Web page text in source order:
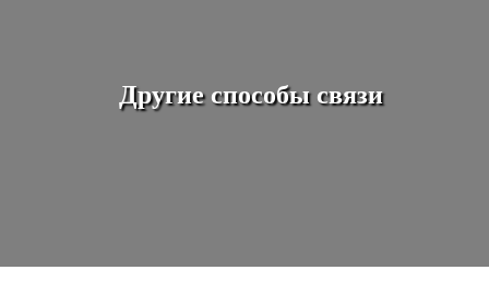
Другие способы связи